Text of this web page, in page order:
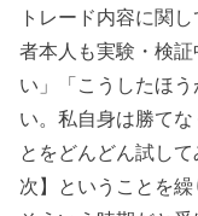
トレード内容に関
者本人も実験・検
い」「こうしたほ
い。私自身は勝て
とをどんどん試し
次】ということを